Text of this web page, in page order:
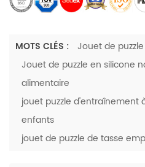
MOTS CLÉS :
Jouet de
Jouet de puzzle en silicone
alimentaire
jouet puzzle d'entraînement
enfants
jouet de puzzle de tasse